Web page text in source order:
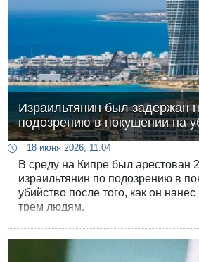
Израильтянин был задержан
подозрению в покушении на
18 июня 2026, 11:04
В среду на Кипре был арестован
израильтянин по подозрению в
убийство после того, как он
трем людям.